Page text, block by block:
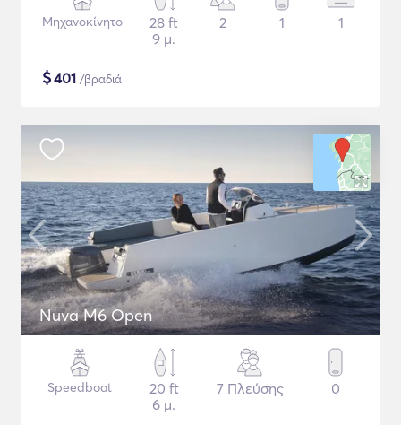
Μηχανοκίνητο
28 ft
9 μ.
2 1 1
$401 /βραδιά
Nuva M6 Open
Speedboat
20 ft
6 μ.
7 Πλεύσης 0